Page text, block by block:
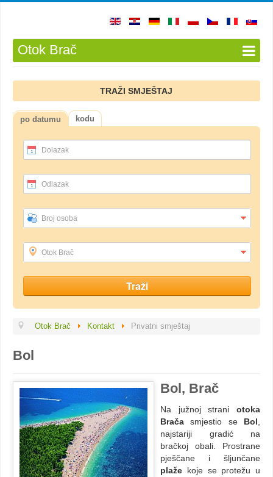
Otok Brač
TRAŽI SMJEŠTAJ
po datumu kodu
Dolazak
Odlazak
Broj osoba
Otok Brač
Otok Brač Kontakt Privatni smještaj
Bol
Bol, Brač
Na južnoj strani otoka
Brača smjestio se Bol
najstariji gradić na
bračkoj obali. Prostrane
pješčane i šljunčane
plaže koje se protežu u